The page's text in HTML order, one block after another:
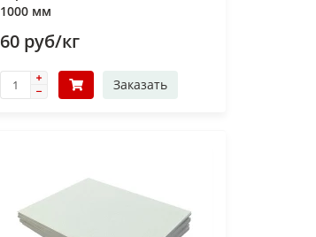
1000 мм
60 руб/кг
Заказать